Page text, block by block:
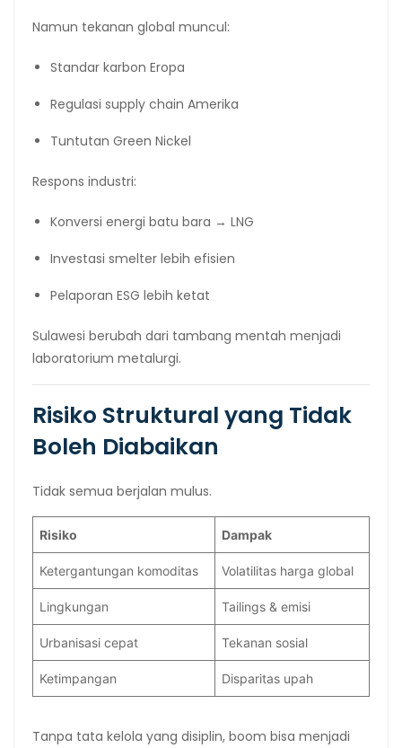
Namun tekanan global muncul:
Standar karbon Eropa
Regulasi supply chain Amerika
Tuntutan Green Nickel
Respons industri:
Konversi energi batu bara → LNG
Investasi smelter lebih efisien
Pelaporan ESG lebih ketat
Sulawesi berubah dari tambang mentah menjadi
laboratorium metalurgi.
Risiko Struktural yang Tidak
Boleh Diabaikan
Tidak semua berjalan mulus.
Risiko Dampak
Ketergantungan komoditas Volatilitas harga global
Lingkungan Tailings & emisi
Urbanisasi cepat Tekanan sosial
Ketimpangan Disparitas upah
Tanpa tata kelola yang disiplin, boom bisa menjadi